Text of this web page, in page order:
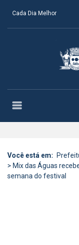
Cada Dia Melhor
Você está em:
> Mix das Águas
semana do festival